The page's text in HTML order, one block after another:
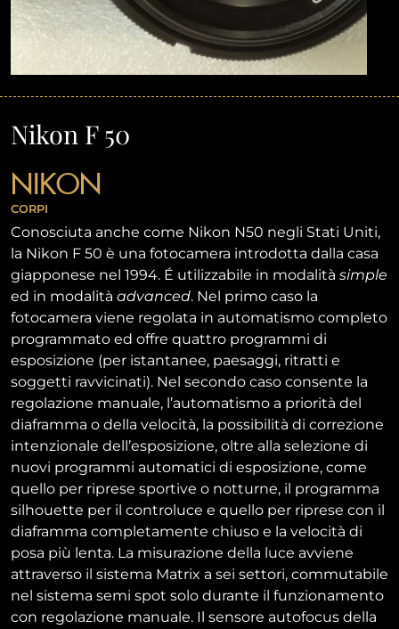
Nikon F 50
NIKON
CORPI
Conosciuta anche come Nikon N50 negli Stati Uniti,
la Nikon F 50 è una fotocamera introdotta dalla casa
giapponese nel 1994. É utilizzabile in modalità simple
ed in modalità advanced. Nel primo caso la
fotocamera viene regolata in automatismo completo
programmato ed offre quattro programmi di
esposizione (per istantanee, paesaggi, ritratti e
soggetti ravvicinati). Nel secondo caso consente la
regolazione manuale, l’automatismo a priorità del
diaframma o della velocità, la possibilità di correzione
intenzionale dell’esposizione, oltre alla selezione di
nuovi programmi automatici di esposizione, come
quello per riprese sportive o notturne, il programma
silhouette per il controluce e quello per riprese con il
diaframma completamente chiuso e la velocità di
posa più lenta. La misurazione della luce avviene
attraverso il sistema Matrix a sei settori, commutabile
nel sistema semi spot solo durante il funzionamento
con regolazione manuale. Il sensore autofocus della